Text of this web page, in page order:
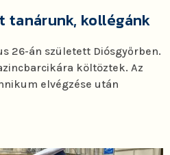
tanárunk, kollégánk
26-án született Diósgyőrben.
költöztek. Az
elvégzése után